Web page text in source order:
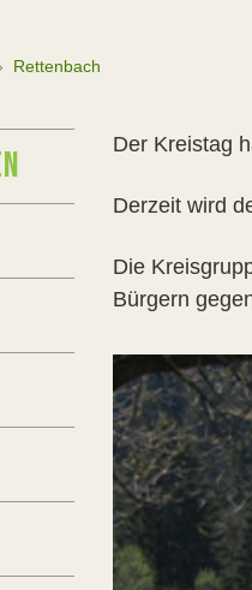
Rettenbach
Der Kreistag
Derzeit wird
Die
Bürgern